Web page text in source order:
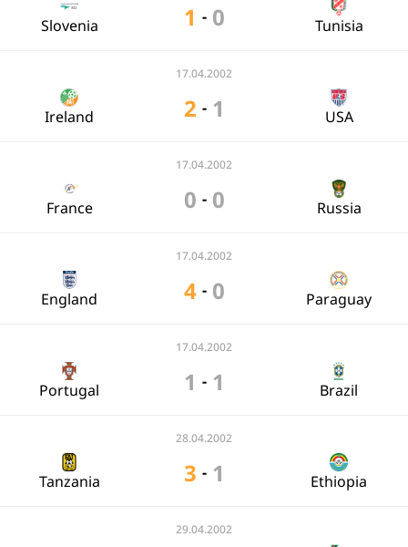
Slovenia 1 - 0 Tunisia
17.04.2002
Ireland 2 - 1 USA
17.04.2002
France 0 - 0 Russia
17.04.2002
England 4 - 0 Paraguay
17.04.2002
Portugal 1 - 1 Brazil
28.04.2002
Tanzania 3 - 1 Ethiopia
29.04.2002